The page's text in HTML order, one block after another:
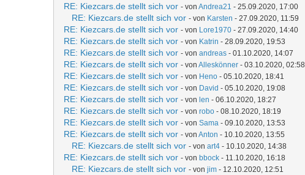
RE: Kiezcars.de stellt sich vor - von Andrea21 - 25.09.2020, 17:00
RE: Kiezcars.de stellt sich vor - von Karsten - 27.09.2020, 11:59
RE: Kiezcars.de stellt sich vor - von Lore1970 - 27.09.2020, 14:40
RE: Kiezcars.de stellt sich vor - von Katrin - 28.09.2020, 19:53
RE: Kiezcars.de stellt sich vor - von andreas - 01.10.2020, 14:07
RE: Kiezcars.de stellt sich vor - von Alleskönner - 03.10.2020, 02:58
RE: Kiezcars.de stellt sich vor - von Heno - 05.10.2020, 18:41
RE: Kiezcars.de stellt sich vor - von David - 05.10.2020, 19:08
RE: Kiezcars.de stellt sich vor - von len - 06.10.2020, 18:27
RE: Kiezcars.de stellt sich vor - von robo - 08.10.2020, 18:19
RE: Kiezcars.de stellt sich vor - von Sama - 09.10.2020, 13:53
RE: Kiezcars.de stellt sich vor - von Anton - 10.10.2020, 13:55
RE: Kiezcars.de stellt sich vor - von art4 - 10.10.2020, 14:38
RE: Kiezcars.de stellt sich vor - von bbock - 11.10.2020, 16:18
RE: Kiezcars.de stellt sich vor - von jim - 12.10.2020, 12:51